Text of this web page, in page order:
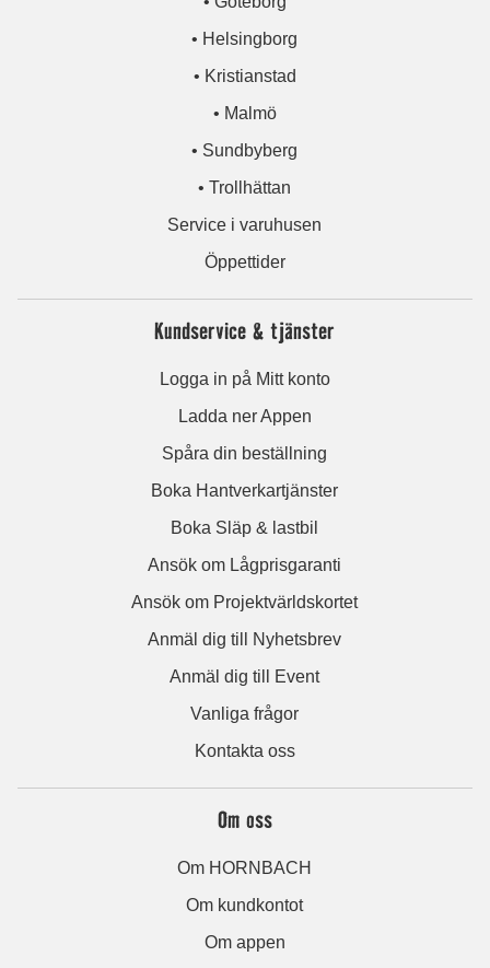
• Helsingborg
• Kristianstad
• Malmö
• Sundbyberg
• Trollhättan
Service i varuhusen
Öppettider
Kundservice & tjänster
Logga in på Mitt konto
Ladda ner Appen
Spåra din beställning
Boka Hantverkartjänster
Boka Släp & lastbil
Ansök om Lågprisgaranti
Ansök om Projektvärldskortet
Anmäl dig till Nyhetsbrev
Anmäl dig till Event
Vanliga frågor
Kontakta oss
Om oss
Om HORNBACH
Om kundkontot
Om appen